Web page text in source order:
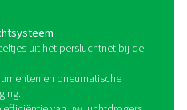
steriele en